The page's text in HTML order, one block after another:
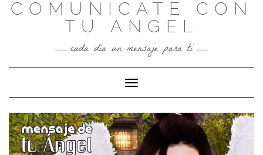
SkipCOMUNICATE CON
TU ANGEL
cada día un mensaje para ti
Toggle Navigation